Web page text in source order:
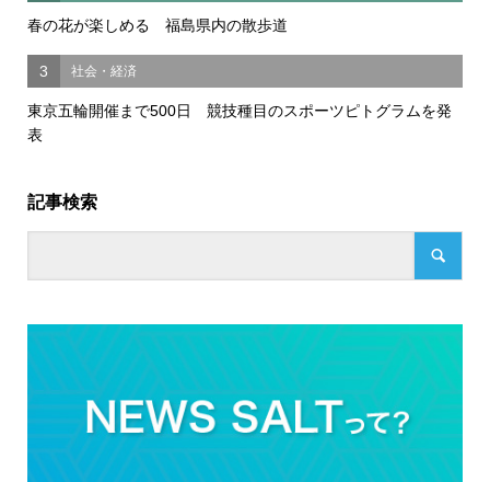
春の花が楽しめる 福島県内の散歩道
3 社会・経済
東京五輪開催まで500日 競技種目のスポーツピトグラムを発
表
記事検索